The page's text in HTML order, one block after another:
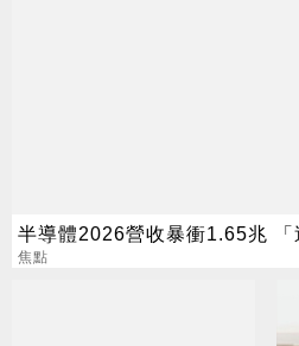
半導體2026營收暴衝1.65兆 「
焦點